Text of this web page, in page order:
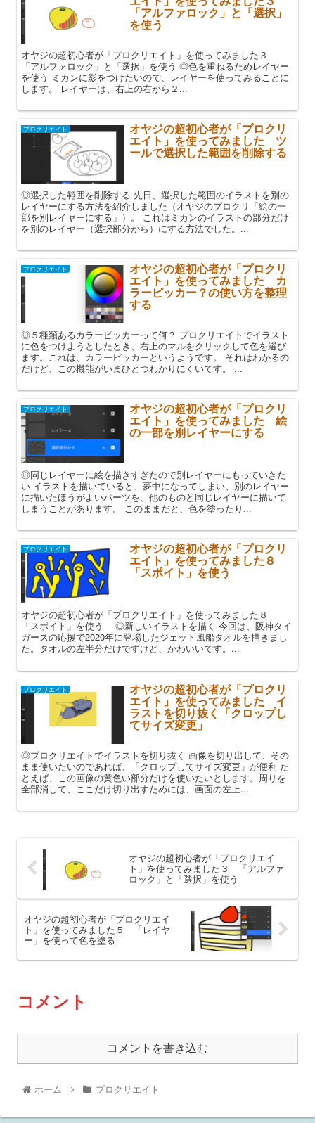
「アルファロック」と「選択」
を使う
オヤジの超初心者が「プロクリエイト」を使ってみました３
「アルファロック」と「選択」を使う ◎色を重ねるためレイヤー
を使う ミカンに影をつけたいので、レイヤーを使ってみることに
します。 レイヤーは、右上の右から２...
プロクリエイト
オヤジの超初心者が「プロクリ
エイト」を使ってみました ツ
ールで選択した範囲を削除する
◎選択した範囲を削除する 先日、選択した範囲のイラストを別の
レイヤーにする方法を紹介しました（オヤジのプロクリ「絵の一
部を別レイヤーにする」）。 これはミカンのイラストの部分だけ
を別のレイヤー（選択部分から）にする方法でした。...
プロクリエイト
オヤジの超初心者が「プロクリ
エイト」を使ってみました カ
ラーピッカー？の使い方を整理
する
◎５種類あるカラーピッカーって何？ プロクリエイトでイラスト
に色をつけようとしたとき、右上のマルをクリックして色を選び
ます。これは、カラーピッカーというようです。 それはわかるの
だけど、この機能がいまひとつわかりにくいです。 ...
プロクリエイト
オヤジの超初心者が「プロクリ
エイト」を使ってみました 絵
の一部を別レイヤーにする
◎同じレイヤーに絵を描きすぎたので別レイヤーにもっていきた
い イラストを描いていると、夢中になってしまい、別のレイヤー
に描いたほうがよいパーツを、他のものと同じレイヤーに描いて
しまうことがあります。 このままだと、色を塗ったり...
プロクリエイト
オヤジの超初心者が「プロクリ
エイト」を使ってみました８
「スポイト」を使う
オヤジの超初心者が「プロクリエイト」を使ってみました８
「スポイト」を使う ◎新しいイラストを描く 今回は、阪神タイ
ガースの応援で2020年に登場したジェット風船タオルを描きまし
た。タオルの左半分だけですけど、かわいいです。...
プロクリエイト
オヤジの超初心者が「プロクリ
エイト」を使ってみました イ
ラストを切り抜く「クロップし
てサイズ変更」
◎プロクリエイトでイラストを切り抜く 画像を切り出して、その
まま使いたいのであれば、「クロップしてサイズ変更」が便利 た
とえば、この画像の黄色い部分だけを使いたいとします。周りを
全部消して、ここだけ切り出すためには、画面の左上...
オヤジの超初心者が「プロクリエイ
ト」を使ってみました３ 「アルファ
ロック」と「選択」を使う
オヤジの超初心者が「プロクリエイ
ト」を使ってみました５ 「レイヤ
ー」を使って色を塗る
コメント
コメントを書き込む
ホーム プロクリエイト